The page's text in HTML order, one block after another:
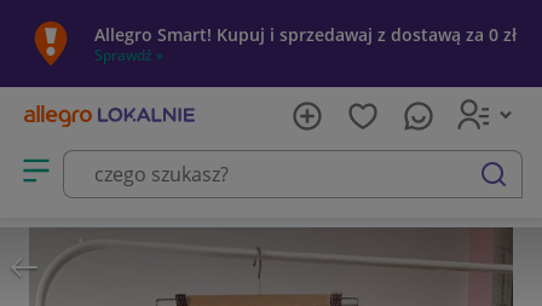
Allegro Smart! Kupuj i sprzedawaj z dostawą za 0 zł
Sprawdź »
Otwórz menu z kategoriami
szukaj